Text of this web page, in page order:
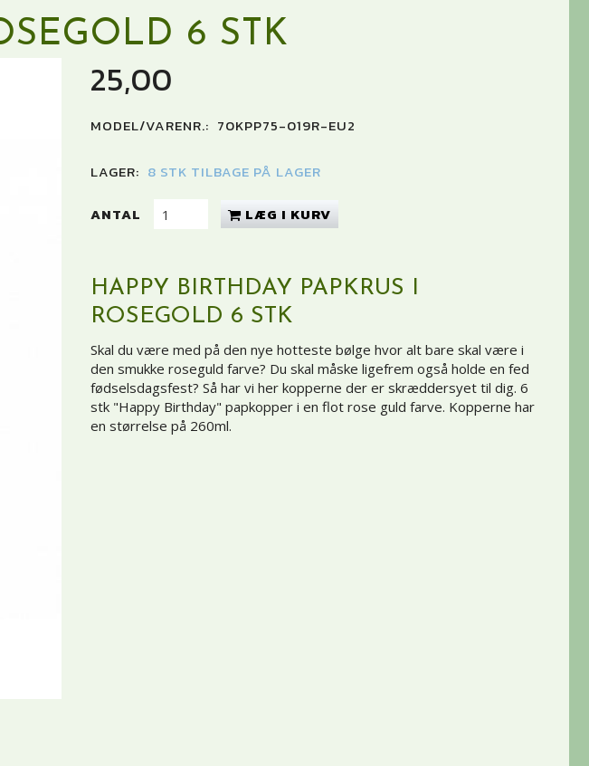
6 STK
25,00
MODEL/VARENR.: 70KPP75-019R-EU2
LAGER: 8 STK TILBAGE PÅ LAGER
ANTAL LÆG I KURV
HAPPY BIRTHDAY PAPKRUS I
ROSEGOLD 6 STK
Skal du være med på den nye hotteste bølge hvor alt bare skal være i
den smukke roseguld farve? Du skal måske ligefrem også holde en fed
fødselsdagsfest? Så har vi her kopperne der er skræddersyet til dig. 6
stk "Happy Birthday" papkopper i en flot rose guld farve. Kopperne har
en størrelse på 260ml.